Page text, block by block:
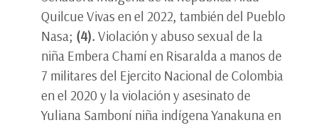
Quilcue Vivas en el 2022, también del Pueblo
Nasa; (4). Violación y abuso sexual de la
niña Embera Chamí en Risaralda a manos de
7 militares del Ejercito Nacional de Colombia
en el 2020 y la violación y asesinato de
Yuliana Samboní niña indígena Yanakuna en